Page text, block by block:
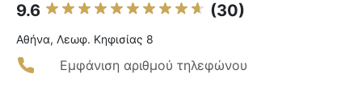
9.6 (30)
Αθήνα, Λεωφ. Κηφισίας 8
Εμφάνιση αριθμού τηλεφώνου